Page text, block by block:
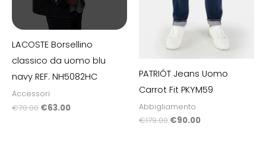
LACOSTE Borsellino
classico da uomo blu
navy REF. NH5082HC
Accessori
€70.00 €63.00
PATRIÓT Jeans Uomo
Carrot Fit PKYM59
Abbigliamento
€179.00 €90.00